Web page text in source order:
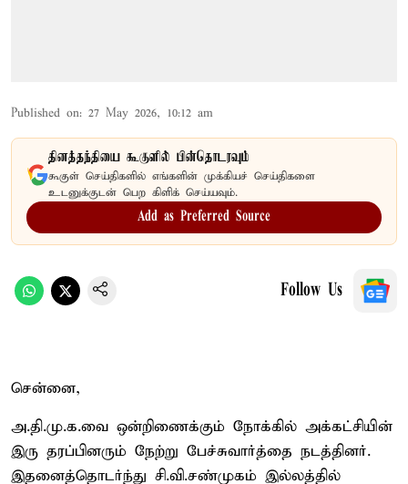
Published on: 27 May 2026, 10:12 am
தினத்தந்தியை கூகுளில் பின்தொடரவும்
கூகுள் செய்திகளில் எங்களின் முக்கியச் செய்திகளை
உடனுக்குடன் பெற கிளிக் செய்யவும்.
Add as Preferred Source
Follow Us
சென்னை,
அ.தி.மு.க.வை ஒன்றிணைக்கும் நோக்கில் அக்கட்சியின்
இரு தரப்பினரும் நேற்று பேச்சுவார்த்தை நடத்தினர்.
இதனைத்தொடர்ந்து சி.வி.சண்முகம் இல்லத்தில்